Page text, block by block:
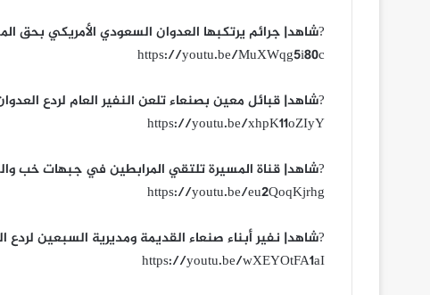
?شاهد| جرائم يرتكبها العدوان السعودي الأمريكي بحق
https://youtu.be/MuXWqg5i80c
?شاهد| قبائل معين بصنعاء تلعن النفير العام لردع العدوان
https://youtu.be/xhpK11oZIyY
?شاهد| قناة المسيرة تلتقي المرابطين في جبهات خب والشعب
https://youtu.be/eu2QoqKjrhg
?شاهد| نفير أبناء صنعاء القديمة ومديرية السبعين لردع العدوان
https://youtu.be/wXEYOtFA1aI